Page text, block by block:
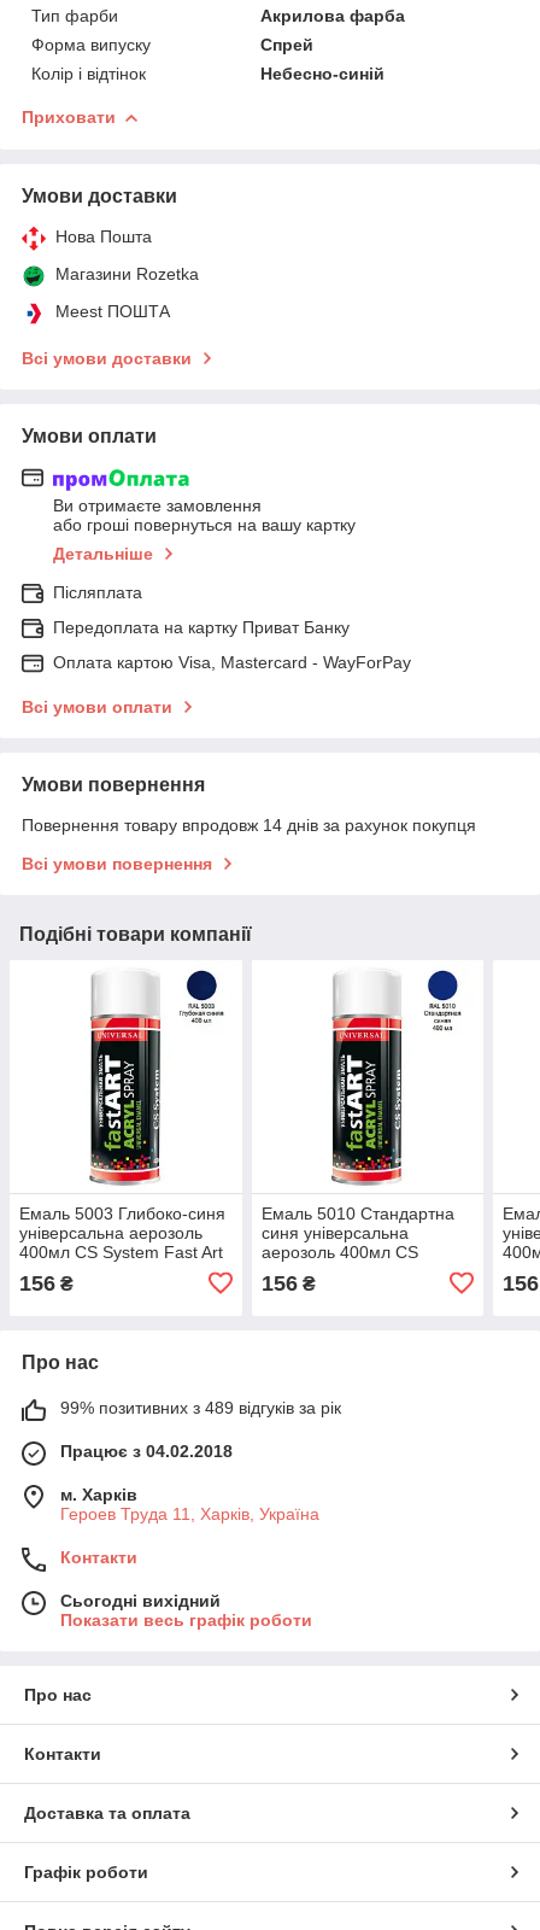
Тип фарби
Акрилова фарба
Форма випуску
Спрей
Колір і відтінок
Небесно-синій
Приховати
Умови доставки
Нова Пошта
Магазини Rozetka
Meest ПОШТА
Всі умови доставки
Умови оплати
Ви отримаєте замовлення
або гроші повернуться на вашу картку
Детальніше
Післяплата
Передоплата на картку Приват Банку
Оплата картою Visa, Mastercard - WayForPay
Всі умови оплати
Умови повернення
Повернення товару впродовж 14 днів за рахунок покупця
Всі умови повернення
Подібні товари компанії
Емаль 5003 Глибоко-синя
універсальна аерозоль
400мл CS System Fast Art
156 ₴
Емаль 5010 Стандартна
синя універсальна
аерозоль 400мл CS
156₴ 156
Про нас
99% позитивних з 489 відгуків за рік
Працює з 04.02.2018
м. Харків
Героев Труда 11, Харків, Україна
Контакти
Сьогодні вихідний
Показати весь графік роботи
Про нас
Контакти
Доставка та оплата
Графік роботи